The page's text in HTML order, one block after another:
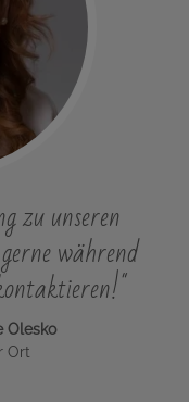
zu unseren
während
Olesko
Ort